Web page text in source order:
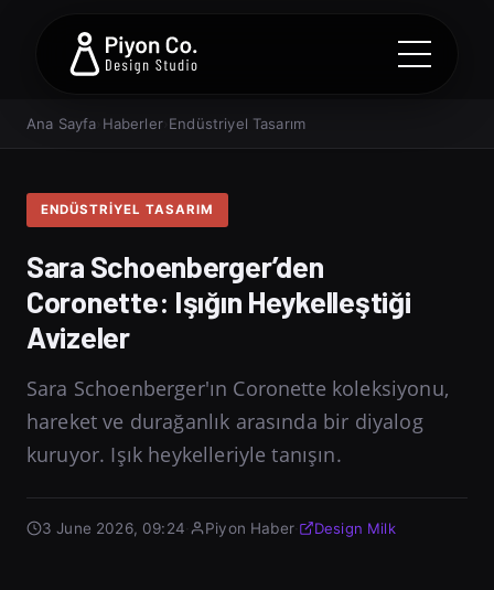
Ana Sayfa Haberler› Endüstriyel Tasarım
ENDÜSTRIYEL TASARIM
Sara Schoenberger’den
Coronette: Işığın Heykelleştiği
Avizeler
Sara Schoenberger'ın Coronette koleksiyonu,
hareket ve durağanlık arasında bir diyalog
kuruyor. Işık heykelleriyle tanışın.
3 June 2026, 09:24 Piyon Haber· Design Milk